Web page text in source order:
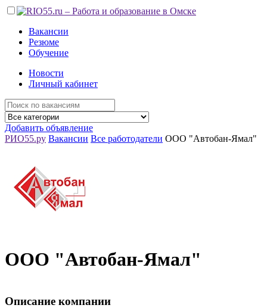
Вакансии
Резюме
Обучение
Новости
Личный кабинет
Добавить объявление
РИО55.ру Вакансии Все работодатели ООО "Автобан-Ямал"
ООО "Автобан-Ямал"
Описание компании